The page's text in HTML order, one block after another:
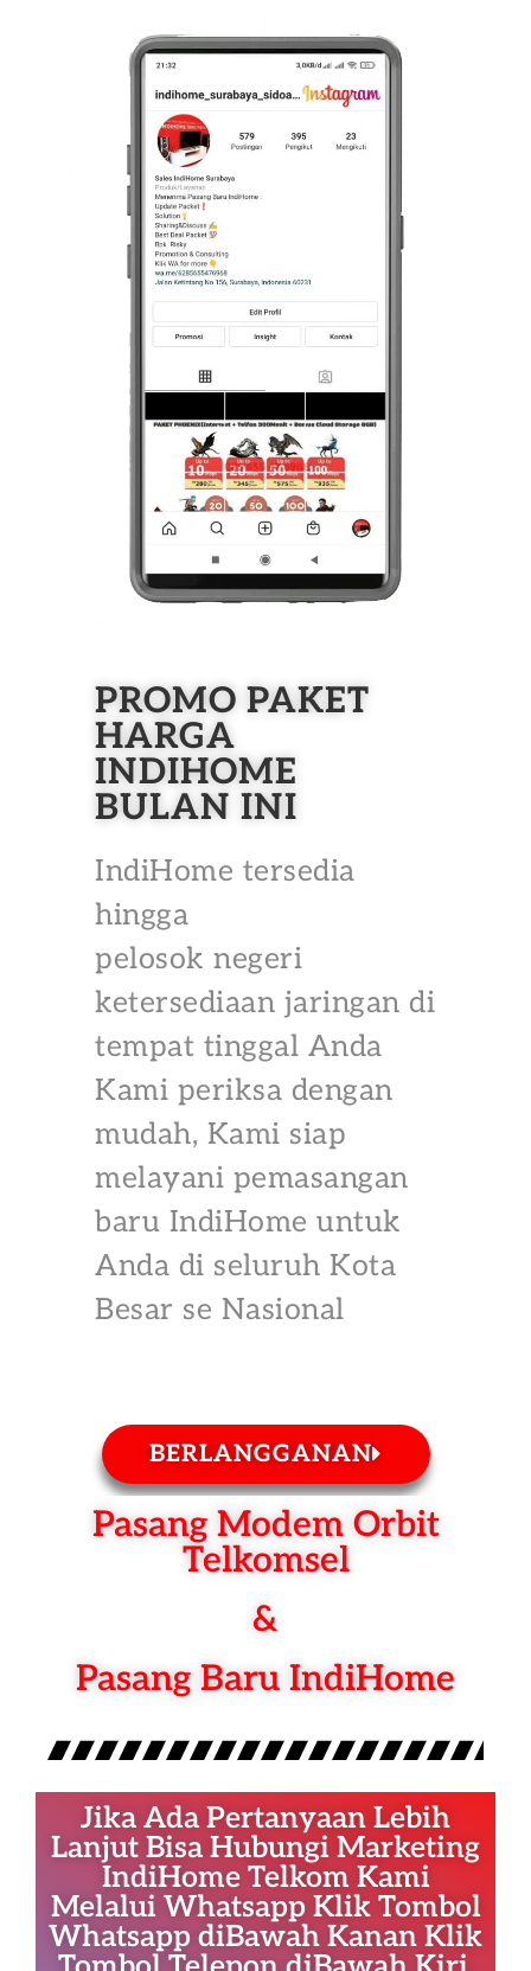
PROMO PAKET
HARGA
INDIHOME
BULAN INI
IndiHome tersedia
hingga
pelosok negeri
ketersediaan jaringan di
tempat tinggal Anda
Kami periksa dengan
mudah, Kami siap
melayani pemasangan
baru IndiHome untuk
Anda di seluruh Kota
Besar se Nasional
BERLANGGANAN
Pasang Modem Orbit
Telkomsel
&
Pasang Baru IndiHome
Jika Ada Pertanyaan Lebih
Lanjut Bisa Hubungi Marketing
IndiHome Telkom Kami
Melalui Whatsapp Klik Tombol
Whatsapp diBawah Kanan Klik